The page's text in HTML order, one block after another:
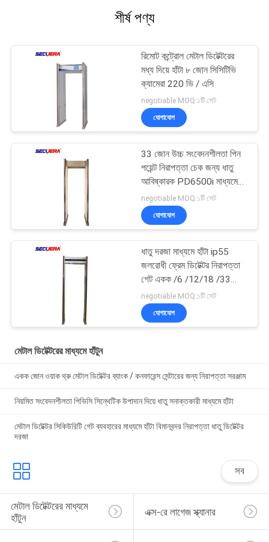
শীর্ষ পণ্য
রিমোট কন্ট্রোল মেটাল ডিটেক্টরের
মধ্য দিয়ে হাঁটা ৮ জোন সিসিটিভি
ক্যামেরা 220 ভি / এসি
negotiable MOQ:১টি সেট
যোগাযোগ
33 জোন উচ্চ সংবেদনশীলতা পিন
পয়েন্ট নিরাপত্তা চেক জন্য ধাতু
আবিষ্কারক PD6500i মাধ্যমে
হাঁটা
negotiable MOQ:১টি সেট
যোগাযোগ
ধাতু দরজা মাধ্যমে হাঁটা ip55
জলরোধী ফ্রেম ডিটেক্টর নিরাপত্তা
গেট একক /6 /12/18 /33
অঞ্চল
negotiable MOQ:১টি সেট
যোগাযোগ
মেটাল ডিটেক্টরের মাধ্যমে হাঁটুন
একক জোন ওয়াক থ্রু মেটাল ডিটেক্টর ব্যাংক / কনফারেন্স সেন্টারের জন্য নিরাপত্তা সরঞ্জাম
নিয়মিত সংবেদনশীলতা পিভিসি সিন্থেটিক উপাদান দিয়ে ধাতু সনাক্তকারী মাধ্যমে হাঁটা
মেটাল ডিটেক্টর সিকিউরিটি গেট ব্যবহারের মাধ্যমে হাঁটা বিমানবন্দর নিরাপত্তা ধাতু ডিটেক্টর
দরজা
সব
মেটাল ডিটেক্টরের মাধ্যমে
হাঁটুন
এক্স-রে লাগেজ স্ক্যানার